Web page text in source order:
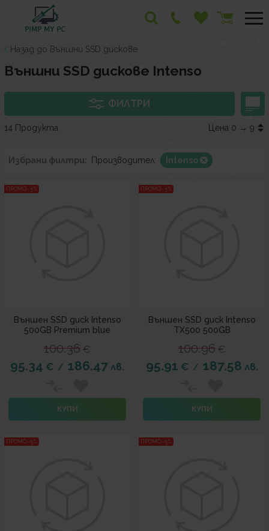
Назад до Външни SSD дискове
Външни SSD дискове Intenso
ФИЛТРИ
14 Продукта Цена 0 → 9
Избрани филтри: Производител: Intenso
Външен SSD диск Intenso
500GB Premium blue
100.36 €
95.34 € / 186.47 лв.
КУПИ
ПРОМО -5%
Външен SSD диск Intenso
TX500 500GB
100.96 €
95.91 € / 187.58 лв.
КУПИ
ПРОМО -5%
ПРОМО -5% ПРОМО -5%